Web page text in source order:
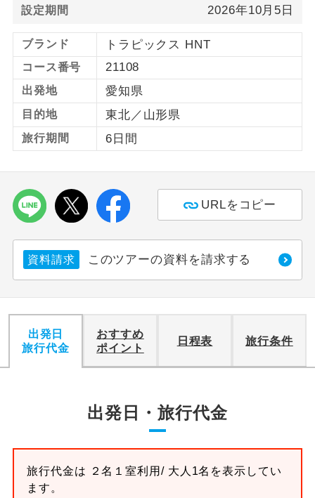
設定期間 2026年10月5日
ブランド トラピックス HNT
コース番号 21108
出発地 愛知県
目的地 東北／山形県
旅行期間 6日間
URLをコピー
資料請求 このツアーの資料を請求する
出発日
旅行代金
おすすめ
ポイント
日程表 旅行条件
出発日・旅行代金
旅行代金は ２名１室利用/ 大人1名を表示してい
ます。
1名様1室同代
金
1名様1室利用でも追加料金がかからない
ご夫婦限定
ご夫婦限定でご参加いただけるコースで
す。
女性限定
女性限定でご参加いただけるコースで
す。
年齢制限あり
ご参加にあたり年齢に制限があるコース
航空会社指定
利用航空会社が指定なので、ご出発の計
画にとても便利です。
おひとり様バ
おひとり様でバス席を2席利⽤できま